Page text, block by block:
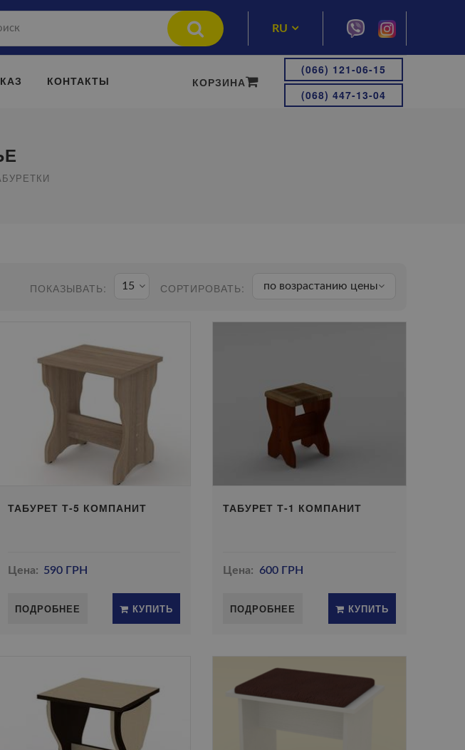
RU
КОНТАКТЫ
(066) 121-06-15
(068) 447-13-04
КОРЗИНА
ПОКАЗЫВАТЬ: 15 СОРТИРОВАТЬ: по возрастанию цены
ТАБУРЕТ Т-5 КОМПАНИТ
Цена: 590 ГРН
ПОДРОБНЕЕ КУПИТЬ
ТАБУРЕТ Т-1 КОМПАНИТ
Цена: 600 ГРН
ПОДРОБНЕЕ КУПИТЬ